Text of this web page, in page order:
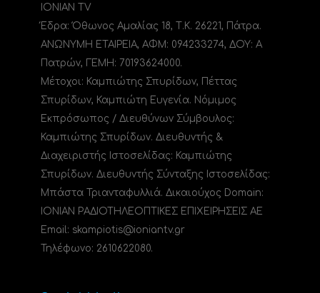
IONIAN TV
Έδρα: Όθωνος Αμαλίας 18, Τ.Κ. 26221, Πάτρα.
ΑΝΩΝΥΜΗ ΕΤΑΙΡΕΙΑ, ΑΦΜ: 094233274, ΔΟΥ: A
Πατρών, ΓΕΜΗ: 70193624000.
Μέτοχοι: Καμπιώτης Σπυρίδων, Πέττας
Σπυρίδων, Καμπιώτη Ευγενία. Νόμιμος
Εκπρόσωπος / Διευθύνων Σύμβουλος:
Καμπιώτης Σπυρίδων. Διευθυντής &
Διαχειριστής Ιστοσελίδας: Καμπιώτης
Σπυρίδων. Διευθυντής Σύνταξης Ιστοσελίδας:
Μπάστα Τριανταφυλλιά. Δικαιούχος Domain:
ΙΟΝΙΑΝ ΡΑΔΙΟΤΗΛΕΟΠΤΙΚΕΣ ΕΠΙΧΕΙΡΗΣΕΙΣ ΑΕ
Email: skampiotis@ioniantv.gr
Τηλέφωνο: 2610622080.